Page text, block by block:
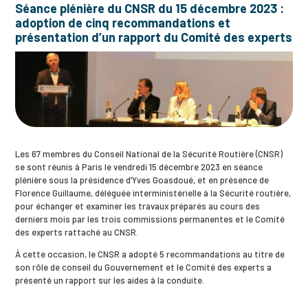
Séance plénière du CNSR du 15 décembre 2023 :
adoption de cinq recommandations et
présentation d’un rapport du Comité des experts
Les 67 membres du Conseil National de la Sécurité Routière (CNSR)
se sont réunis à Paris le vendredi 15 décembre 2023 en séance
plénière sous la présidence d’Yves Goasdoué, et en présence de
Florence Guillaume, déléguée interministérielle à la Sécurité routière,
pour échanger et examiner les travaux préparés au cours des
derniers mois par les trois commissions permanentes et le Comité
des experts rattaché au CNSR.
À cette occasion, le CNSR a adopté 5 recommandations au titre de
son rôle de conseil du Gouvernement et le Comité des experts a
présenté un rapport sur les aides à la conduite.